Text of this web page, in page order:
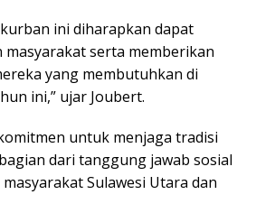
ini diharapkan dapat
serta memberikan
yang membutuhkan di
ini,” ujar Joubert.
untuk menjaga tradisi
dari tanggung jawab sosial
Sulawesi Utara dan